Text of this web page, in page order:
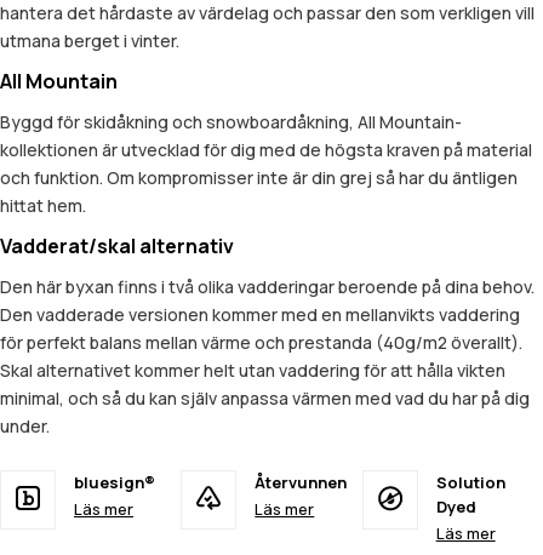
hantera det hårdaste av värdelag och passar den som verkligen vill
utmana berget i vinter.
All Mountain
Byggd för skidåkning och snowboardåkning, All Mountain-
kollektionen är utvecklad för dig med de högsta kraven på material
och funktion. Om kompromisser inte är din grej så har du äntligen
hittat hem.
Vadderat/skal alternativ
Den här byxan finns i två olika vadderingar beroende på dina behov.
Den vadderade versionen kommer med en mellanvikts vaddering
för perfekt balans mellan värme och prestanda (40g/m2 överallt).
Skal alternativet kommer helt utan vaddering för att hålla vikten
minimal, och så du kan själv anpassa värmen med vad du har på dig
under.
bluesign®
Läs mer
Återvunnen
Läs mer
Solution
Dyed
Läs mer